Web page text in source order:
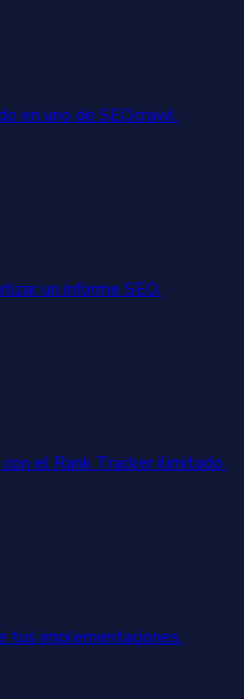
en uno de SEOcrawl.
un informe SEO.
el Rank Tracker ilimitado.
tus implementaciones.